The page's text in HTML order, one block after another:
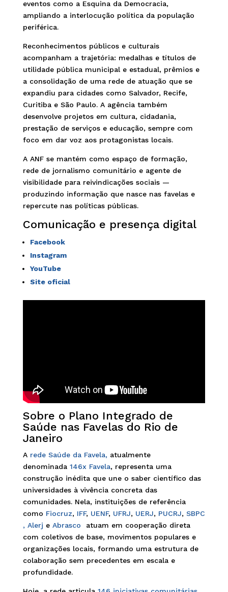
eventos como a Esquina da Democracia,
ampliando a interlocução política da população
periférica.
Reconhecimentos públicos e culturais
acompanham a trajetória: medalhas e títulos de
utilidade pública municipal e estadual, prêmios e
a consolidação de uma rede de atuação que se
expandiu para cidades como Salvador, Recife,
Curitiba e São Paulo. A agência também
desenvolve projetos em cultura, cidadania,
prestação de serviços e educação, sempre com
foco em dar voz aos protagonistas locais.
A ANF se mantém como espaço de formação,
rede de jornalismo comunitário e agente de
visibilidade para reivindicações sociais —
produzindo informação que nasce nas favelas e
repercute nas políticas públicas.
Comunicação e presença digital
Facebook
Instagram
YouTube
Site oficial
Sobre o Plano Integrado de
Saúde nas Favelas do Rio de
Janeiro
A rede Saúde da Favela, atualmente
denominada 146x Favela, representa uma
construção inédita que une o saber científico das
universidades à vivência concreta das
comunidades. Nela, instituições de referência
como Fiocruz, IFF, UENF, UFRJ, UERJ, PUCRJ, SBPC
, Alerj e Abrasco atuam em cooperação direta
com coletivos de base, movimentos populares e
organizações locais, formando uma estrutura de
colaboração sem precedentes em escala e
profundidade.